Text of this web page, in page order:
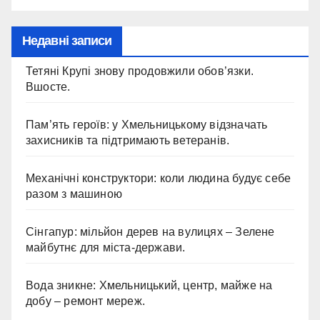
Недавні записи
Тетяні Крупі знову продовжили обов’язки.
Вшосте.
Пам’ять героїв: у Хмельницькому відзначать
захисників та підтримають ветеранів.
Механічні конструктори: коли людина будує себе
разом з машиною
Сінгапур: мільйон дерев на вулицях – Зелене
майбутнє для міста-держави.
Вода зникне: Хмельницький, центр, майже на
добу – ремонт мереж.